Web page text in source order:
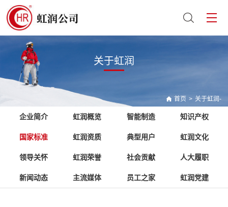
关于虹润
首页 > 关于虹润-
企业简介 虹润概览 智能制造 知识产权
国家标准 虹润资质 典型用户 虹润文化
领导关怀 虹润荣誉 社会贡献 人大履职
新闻动态 主流媒体 员工之家 虹润党建